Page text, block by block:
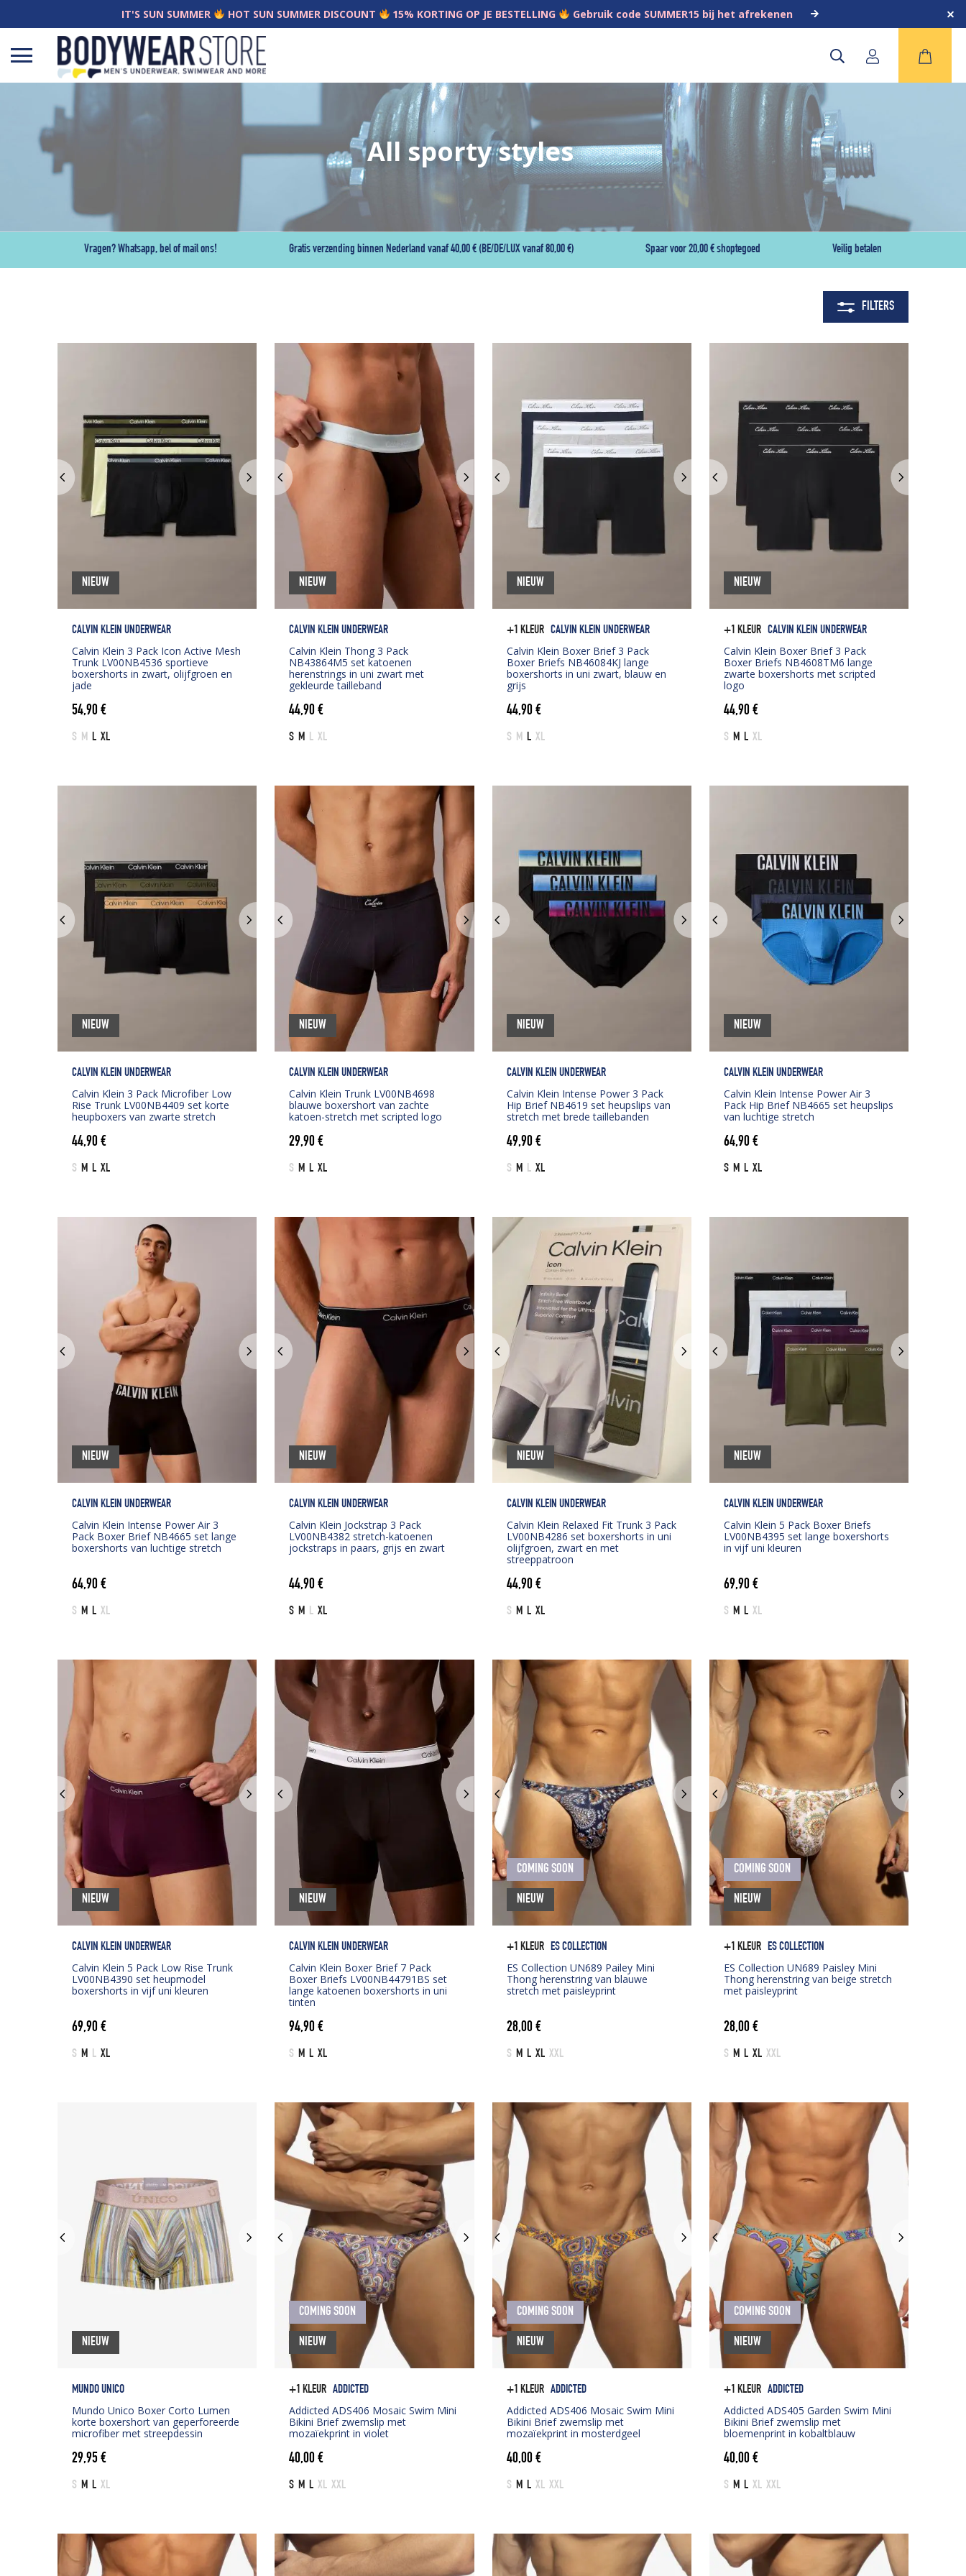
IT'S SUN SUMMER HOT SUN SUMMER DISCOUNT 15% KORTING OP JE BESTELLING Gebruik code SUMMER15 bij het afrekenen
Open
All sporty styles
Vragen? Whatsapp, bel of mail ons! Gratis verzending binnen Nederland vanaf 40,00 € (BE/DE/LUX vanaf 80,00 €) Spaar voor 20,00 € shoptegoed Veilig betalen
FILTERS
CALVIN KLEIN UNDERWEAR
Calvin Klein 3 Pack Icon Active Mesh
Trunk LV00NB4536 sportieve
boxershorts in zwart, olijfgroen en
jade
54,90€
S M L XL
NIEUW
CALVIN KLEIN UNDERWEAR
Calvin Klein Thong 3 Pack
NB43864M5 set katoenen
herenstrings in uni zwart met
gekleurde tailleband
44,90€
S M L XL
NIEUW
+1 KLEUR CALVIN KLEIN UNDERWEAR
Calvin Klein Boxer Brief 3 Pack
Boxer Briefs NB46084KJ lange
boxershorts in uni zwart, blauw en
grijs
44,90€
S M L XL
NIEUW
+1 KLEUR CALVIN KLEIN UNDERWEAR
Calvin Klein Boxer Brief 3 Pack
Boxer Briefs NB4608TM6 lange
zwarte boxershorts met scripted
logo
44,90€
S M L XL
NIEUW
CALVIN KLEIN UNDERWEAR
Calvin Klein 3 Pack Microfiber Low
Rise Trunk LV00NB4409 set korte
heupboxers van zwarte stretch
44,90€
S M L XL
NIEUW
CALVIN KLEIN UNDERWEAR
Calvin Klein Trunk LV00NB4698
blauwe boxershort van zachte
katoen-stretch met scripted logo
29,90€
S M L XL
NIEUW
CALVIN KLEIN UNDERWEAR
Calvin Klein Intense Power 3 Pack
Hip Brief NB4619 set heupslips van
stretch met brede taillebanden
49,90€
S M L XL
NIEUW
CALVIN KLEIN UNDERWEAR
Calvin Klein Intense Power Air 3
Pack Hip Brief NB4665 set heupslips
van luchtige stretch
64,90€
S M L XL
NIEUW
CALVIN KLEIN UNDERWEAR
Calvin Klein Intense Power Air 3
Pack Boxer Brief NB4665 set lange
boxershorts van luchtige stretch
64,90€
S M L XL
NIEUW
CALVIN KLEIN UNDERWEAR
Calvin Klein Jockstrap 3 Pack
LV00NB4382 stretch-katoenen
jockstraps in paars, grijs en zwart
44,90€
S M L XL
NIEUW
CALVIN KLEIN UNDERWEAR
Calvin Klein Relaxed Fit Trunk 3 Pack
LV00NB4286 set boxershorts in uni
olijfgroen, zwart en met
streeppatroon
44,90€
S M L XL
NIEUW
CALVIN KLEIN UNDERWEAR
Calvin Klein 5 Pack Boxer Briefs
LV00NB4395 set lange boxershorts
in vijf uni kleuren
69,90€
S M L XL
NIEUW
CALVIN KLEIN UNDERWEAR
Calvin Klein 5 Pack Low Rise Trunk
LV00NB4390 set heupmodel
boxershorts in vijf uni kleuren
69,90€
S M L XL
NIEUW
CALVIN KLEIN UNDERWEAR
Calvin Klein Boxer Brief 7 Pack
Boxer Briefs LV00NB44791BS set
lange katoenen boxershorts in uni
tinten
94,90€
S M L XL
NIEUW
+1 KLEUR ES COLLECTION
ES Collection UN689 Pailey Mini
Thong herenstring van blauwe
stretch met paisleyprint
28,00€
S M L XL XXL
COMING SOON
NIEUW
+1 KLEUR ES COLLECTION
ES Collection UN689 Paisley Mini
Thong herenstring van beige stretch
met paisleyprint
28,00€
S M L XL XXL
COMING SOON
NIEUW
MUNDO UNICO
Mundo Unico Boxer Corto Lumen
korte boxershort van geperforeerde
microfiber met streepdessin
29,95€
S M L XL
NIEUW
+1 KLEUR ADDICTED
Addicted ADS406 Mosaic Swim Mini
Bikini Brief zwemslip met
mozaïekprint in violet
40,00€
S M L XL XXL
COMING SOON
NIEUW
+1 KLEUR ADDICTED
Addicted ADS406 Mosaic Swim Mini
Bikini Brief zwemslip met
mozaïekprint in mosterdgeel
40,00€
S M L XL XXL
COMING SOON
NIEUW
+1 KLEUR ADDICTED
Addicted ADS405 Garden Swim Mini
Bikini Brief zwemslip met
bloemenprint in kobaltblauw
40,00€
S M L XL XXL
COMING SOON
NIEUW